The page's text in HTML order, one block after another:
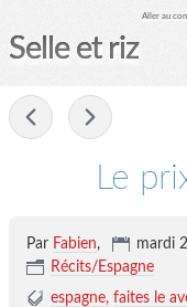
Aller au
Selle et riz
Le
Par Fabien, mardi
Récits/Espagne
espagne faites le